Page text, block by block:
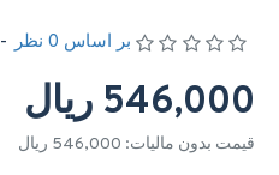
بر اساس 0 نظر -
546,000 ریال
قیمت بدون مالیات: 546,000 ریال